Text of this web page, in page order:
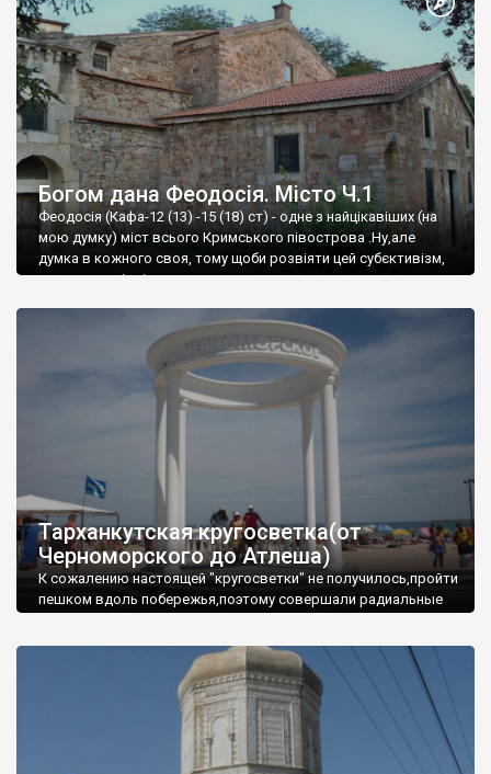
Богом дана Феодосія. Місто Ч.1
Феодосія (Кафа-12 (13) -15 (18) ст) - одне з найцікавіших (на
мою думку) міст всього Кримського півострова .Ну,але
думка в кожного своя, тому щоби розвіяти цей субєктивізм,
запрошую відвідати це
Тарханкутская кругосветка(от
Черноморского до Атлеша)
К сожалению настоящей "кругосветки" не получилось,пройти
пешком вдоль побережья,поэтому совершали радиальные